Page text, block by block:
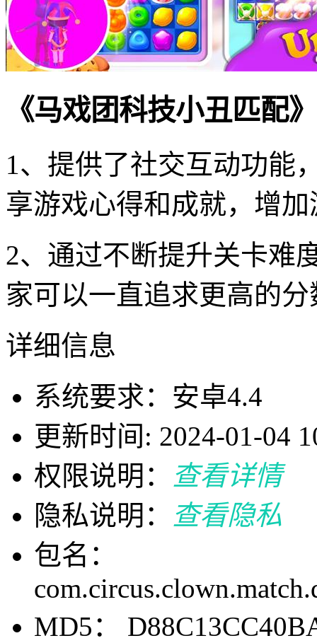
《马戏团科技小丑匹配
1、提供了社交互动功能
享游戏心得和成就，增
2、通过不断提升关卡难
家可以一直追求更高的
详细信息
系统要求：安卓4.4
更新时间: 2024-01-04
权限说明：
查看详情
隐私说明：
查看隐私
包名：
MD5：